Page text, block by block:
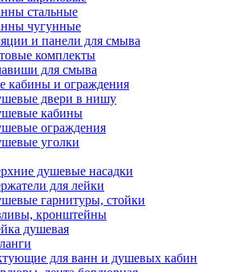
стальные
чугунные
и панели для смыва
комплекты
для смыва
кабины и ограждения
двери в нишу
кабины
ограждения
уголки
душевые насадки
для лейки
гарнитуры, стойки
кронштейны
душевая
для ванн и душевых кабин